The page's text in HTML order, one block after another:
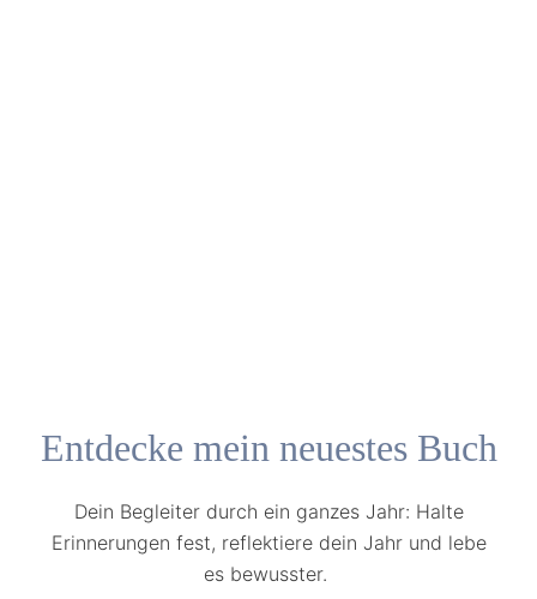
Entdecke mein neuestes Buch
Dein Begleiter durch ein ganzes Jahr: Halte
Erinnerungen fest, reflektiere dein Jahr und lebe
es bewusster.